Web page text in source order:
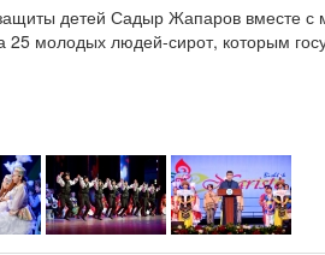
детей Садыр Жапаров вместе с
25 молодых людей-сирот, которым